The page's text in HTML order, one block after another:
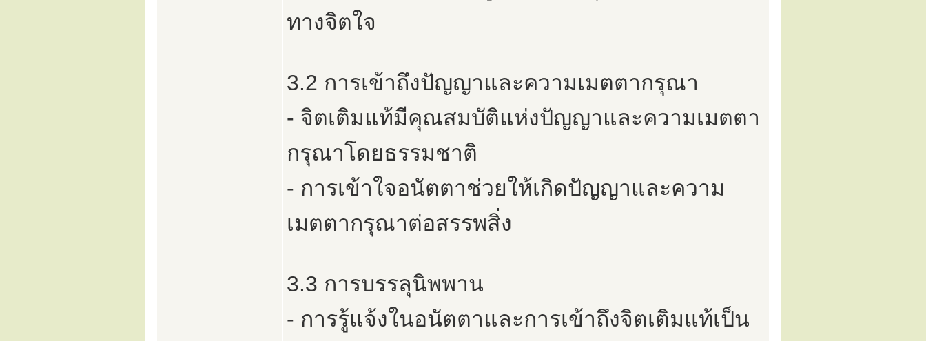
ทางจิตใจ
3.2 การเข้าถึงปัญญาและความเมตตากรุณา
- จิตเติมแท้มีคุณสมบัติแห่งปัญญาและความเมตตา
กรุณาโดยธรรมชาติ
- การเข้าใจอนัตตาช่วยให้เกิดปัญญาและความ
เมตตากรุณาต่อสรรพสิ่ง
3.3 การบรรลุนิพพาน
- การรู้แจ้งในอนัตตาและการเข้าถึงจิตเติมแท้เป็น